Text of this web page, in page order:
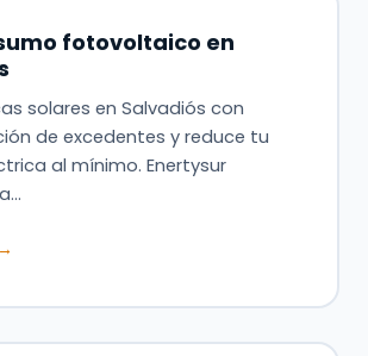
fotovoltaico en
solares en Salvadiós con
de excedentes y reduce tu
al mínimo. Enertysur